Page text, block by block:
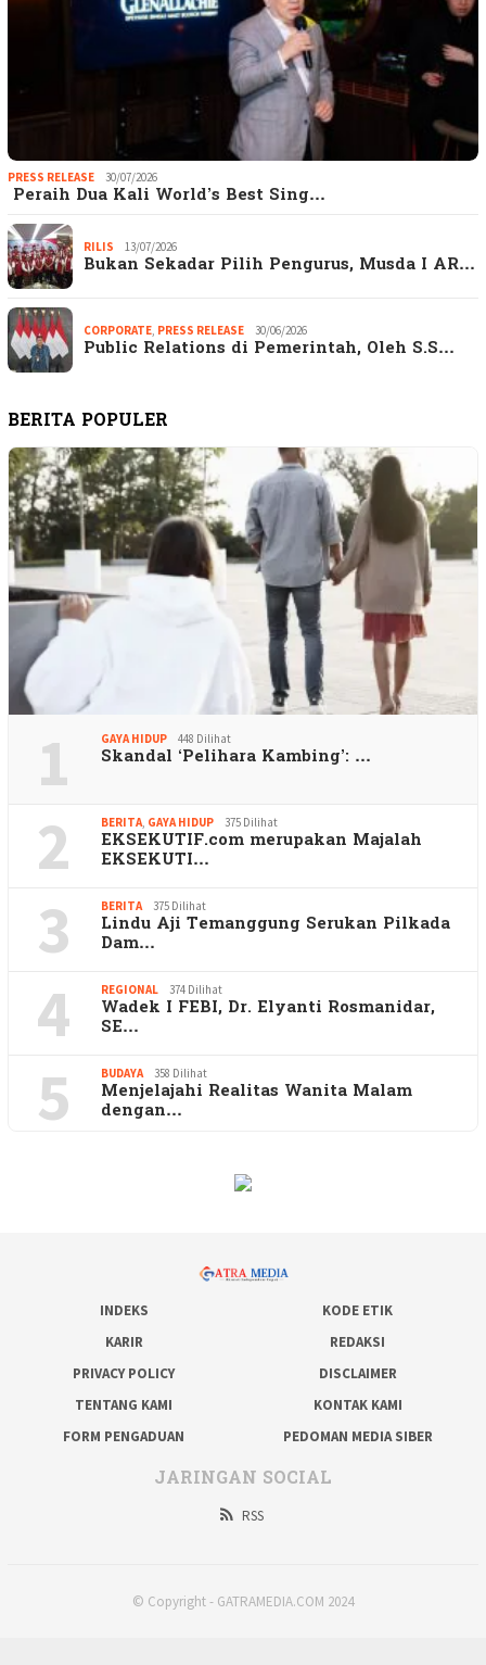
PRESS RELEASE 30/07/2026
Peraih Dua Kali World’s Best Sing…
RILIS 13/07/2026
Bukan Sekadar Pilih Pengurus, Musda I AR…
CORPORATE PRESS RELEASE 30/06/2026
Public Relations di Pemerintah, Oleh S.S…
BERITA POPULER
1 GAYA HIDUP 448 Dilihat
Skandal ‘Pelihara Kambing’: …
2 BERITA GAYA HIDUP 375 Dilihat
EKSEKUTIF.com merupakan Majalah
EKSEKUTI…
3 BERITA 375 Dilihat
Lindu Aji Temanggung Serukan Pilkada
Dam…
4 REGIONAL 374 Dilihat
Wadek I FEBI, Dr. Elyanti Rosmanidar,
SE…
5 BUDAYA 358 Dilihat
Menjelajahi Realitas Wanita Malam
dengan…
INDEKS
KODE ETIK
KARIR
REDAKSI
PRIVACY POLICY
DISCLAIMER
TENTANG KAMI
KONTAK KAMI
FORM PENGADUAN
PEDOMAN MEDIA SIBER
JARINGAN SOCIAL
RSS
© Copyright - GATRAMEDIA.COM 2024